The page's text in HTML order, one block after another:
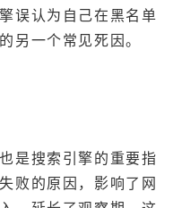
误认为自己在黑名单
另一个常见死因。
是搜索引擎的重要指
败的原因，影响了网